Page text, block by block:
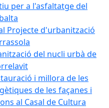
per a l'asfaltatge del
Projecte d'urbanització
del nucli urbà de
i millora de les
de les façanes i
al Casal de Cultura